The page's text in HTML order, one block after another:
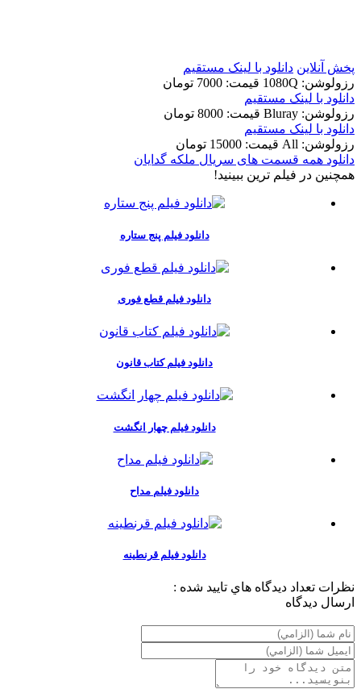
پخش آنلاین دانلود با لينک مستقيم
رزولوشن: 1080Q
قيمت: 7000 تومان
دانلود با لينک مستقيم
رزولوشن: Bluray
قيمت: 8000 تومان
دانلود با لينک مستقيم
رزولوشن: All
قيمت: 15000 تومان
دانلود همه قسمت های سریال ملکه گدایان
همچنين در فيلم ترين ببينيد!
دانلود فیلم پنج ستاره
دانلود فیلم قطع فوری
دانلود فیلم کتاب قانون
دانلود فیلم چهار انگشت
دانلود فیلم مداح
دانلود فیلم قرنطینه
نظرات تعداد ديدگاه هاي تاييد شده :
ارسال ديدگاه